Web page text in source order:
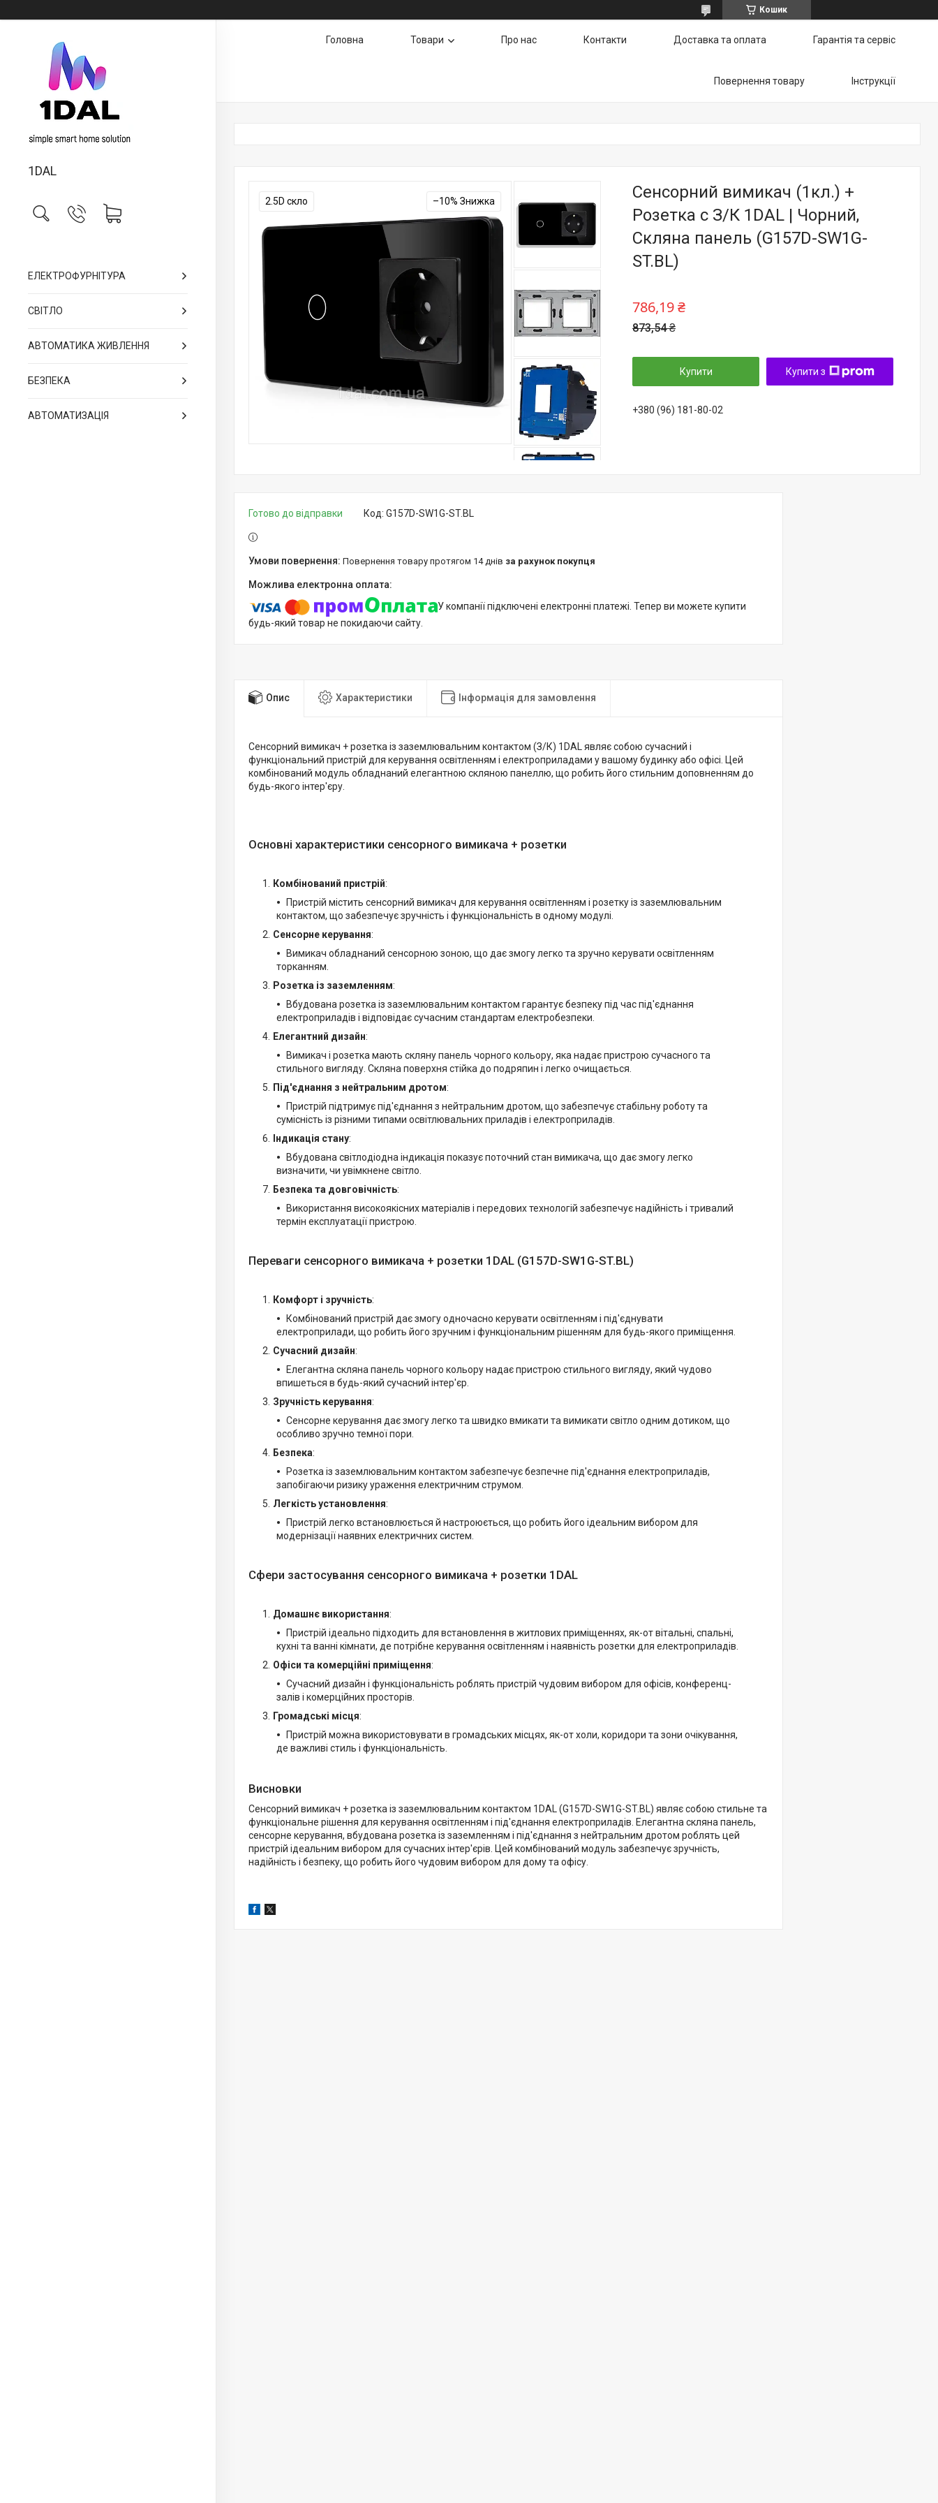
Кошик
1DAL
ЕЛЕКТРОФУРНІТУРА
СВІТЛО
АВТОМАТИКА ЖИВЛЕННЯ
БЕЗПЕКА
АВТОМАТИЗАЦІЯ
Головна Товари Про нас Контакти Доставка та оплата Гарантія та сервіс
Повернення товару Інструкції
2.5D скло –10%
Сенсорний вимикач (1кл.) +
Розетка с З/К 1DAL | Чорний,
Скляна панель (G157D-SW1G-
ST.BL)
873,54 ₴
786,19 ₴
Купити Купити з
+380 (96) 181-80-02
Готово до відправки Код: G157D-SW1G-ST.BL
повернення товару протягом 14 днів за рахунок покупця
У компанії підключені електронні платежі. Тепер ви можете купити
будь-який товар не покидаючи сайту.
Опис Характеристики Інформація для замовлення
Сенсорний вимикач + розетка із заземлювальним контактом (З/К) 1DAL являє собою сучасний і
функціональний пристрій для керування освітленням і електроприладами у вашому будинку або офісі. Цей
комбінований модуль обладнаний елегантною скляною панеллю, що робить його стильним доповненням до
будь-якого інтер'єру.
Основні характеристики сенсорного вимикача + розетки
Комбінований пристрій:
Пристрій містить сенсорний вимикач для керування освітленням і розетку із заземлювальним
контактом, що забезпечує зручність і функціональність в одному модулі.
Сенсорне керування:
Вимикач обладнаний сенсорною зоною, що дає змогу легко та зручно керувати освітленням
торканням.
Розетка із заземленням:
Вбудована розетка із заземлювальним контактом гарантує безпеку під час під'єднання
електроприладів і відповідає сучасним стандартам електробезпеки.
Елегантний дизайн:
Вимикач і розетка мають скляну панель чорного кольору, яка надає пристрою сучасного та
стильного вигляду. Скляна поверхня стійка до подряпин і легко очищається.
Під'єднання з нейтральним дротом:
Пристрій підтримує під'єднання з нейтральним дротом, що забезпечує стабільну роботу та
сумісність із різними типами освітлювальних приладів і електроприладів.
Індикація стану:
Вбудована світлодіодна індикація показує поточний стан вимикача, що дає змогу легко
визначити, чи увімкнене світло.
Безпека та довговічність:
Використання високоякісних матеріалів і передових технологій забезпечує надійність і тривалий
термін експлуатації пристрою.
Переваги сенсорного вимикача + розетки 1DAL (G157D-SW1G-ST.BL)
Комфорт і зручність:
Комбінований пристрій дає змогу одночасно керувати освітленням і під'єднувати
електроприлади, що робить його зручним і функціональним рішенням для будь-якого приміщення.
Сучасний дизайн:
Елегантна скляна панель чорного кольору надає пристрою стильного вигляду, який чудово
впишеться в будь-який сучасний інтер'єр.
Зручність керування:
Сенсорне керування дає змогу легко та швидко вмикати та вимикати світло одним дотиком, що
особливо зручно темної пори.
Безпека:
Розетка із заземлювальним контактом забезпечує безпечне під'єднання електроприладів,
запобігаючи ризику ураження електричним струмом.
Легкість установлення:
Пристрій легко встановлюється й настроюється, що робить його ідеальним вибором для
модернізації наявних електричних систем.
Сфери застосування сенсорного вимикача + розетки 1DAL
Домашнє використання:
Пристрій ідеально підходить для встановлення в житлових приміщеннях, як-от вітальні, спальні,
кухні та ванні кімнати, де потрібне керування освітленням і наявність розетки для електроприладів.
Офіси та комерційні приміщення:
Сучасний дизайн і функціональність роблять пристрій чудовим вибором для офісів, конференц-
залів і комерційних просторів.
Громадські місця:
Пристрій можна використовувати в громадських місцях, як-от холи, коридори та зони очікування,
де важливі стиль і функціональність.
Висновки
Сенсорний вимикач + розетка із заземлювальним контактом 1DAL (G157D-SW1G-ST.BL) являє собою стильне та
функціональне рішення для керування освітленням і під'єднання електроприладів. Елегантна скляна панель,
сенсорне керування, вбудована розетка із заземленням і під'єднання з нейтральним дротом роблять цей
пристрій ідеальним вибором для сучасних інтер'єрів. Цей комбінований модуль забезпечує зручність,
надійність і безпеку, що робить його чудовим вибором для дому та офісу.